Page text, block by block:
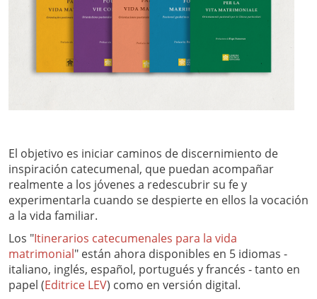
El objetivo es iniciar caminos de discernimiento de
inspiración catecumenal, que puedan acompañar
realmente a los jóvenes a redescubrir su fe y
experimentarla cuando se despierte en ellos la vocación
a la vida familiar.
Los "Itinerarios catecumenales para la vida
matrimonial" están ahora disponibles en 5 idiomas -
italiano, inglés, español, portugués y francés - tanto en
papel (Editrice LEV) como en versión digital.